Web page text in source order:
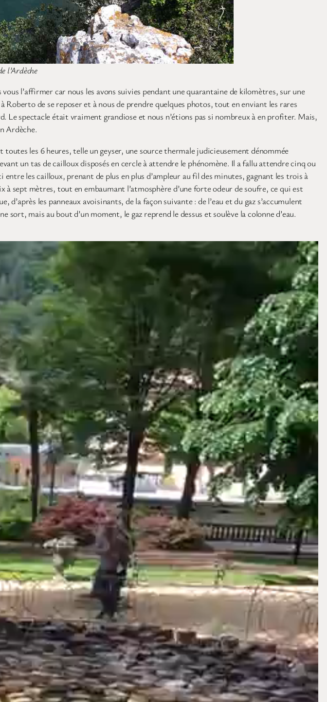
l’Ardèche
l’affirmer car nous les avons suivies pendant une quarantaine de kilomètres, sur une
de se reposer et à nous de prendre quelques photos, tout en enviant les rares
spectacle était vraiment grandiose et nous n’étions pas si nombreux à en profiter. Mais,
Ardèche.
les 6 heures, telle un geyser, une source thermale judicieusement dénommée
un tas de cailloux disposés en cercle à attendre le phénomène. Il a fallu attendre cinq ou
les cailloux, prenant de plus en plus d’ampleur au fil des minutes, gagnant les trois à
sept mètres, tout en embaumant l’atmosphère d’une forte odeur de soufre, ce qui est
les panneaux avoisinants, de la façon suivante : de l’eau et du gaz s’accumulent
sort, mais au bout d’un moment, le gaz reprend le dessus et soulève la colonne d’eau.